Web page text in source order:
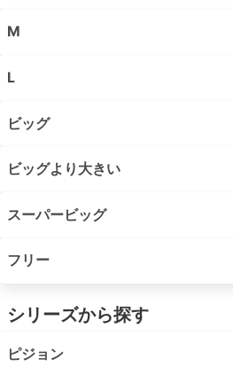
M
L
ビッグ
ビッグより大きい
スーパービッグ
フリー
シリーズから探す
ピジョン